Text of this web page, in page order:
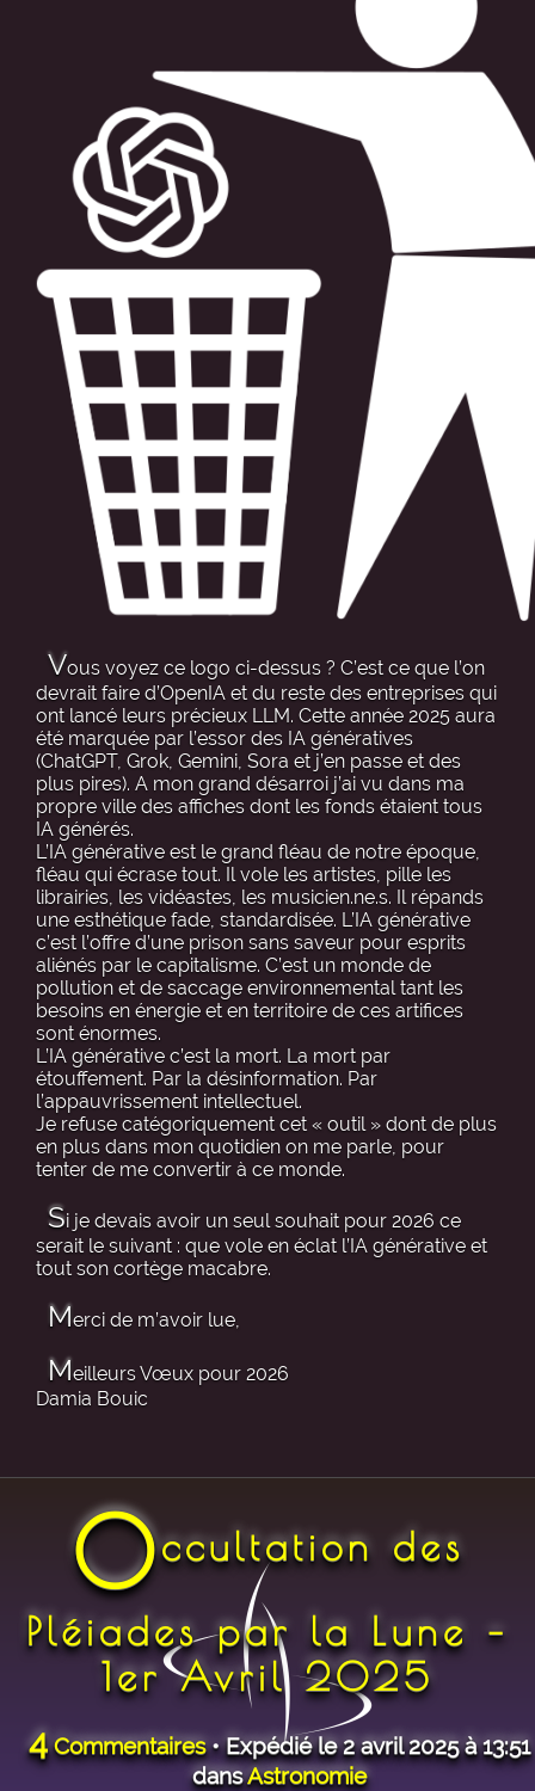
Vous voyez ce logo ci-dessus ? C’est ce que l’on
devrait faire d’OpenIA et du reste des entreprises qui
ont lancé leurs précieux LLM. Cette année 2025 aura
été marquée par l’essor des IA génératives
(ChatGPT, Grok, Gemini, Sora et j’en passe et des
plus pires). A mon grand désarroi j’ai vu dans ma
propre ville des affiches dont les fonds étaient tous
IA générés.
L’IA générative est le grand fléau de notre époque,
fléau qui écrase tout. Il vole les artistes, pille les
librairies, les vidéastes, les musicien.ne.s. Il répands
une esthétique fade, standardisée. L’IA générative
c’est l’offre d’une prison sans saveur pour esprits
aliénés par le capitalisme. C’est un monde de
pollution et de saccage environnemental tant les
besoins en énergie et en territoire de ces artifices
sont énormes.
L’IA générative c’est la mort. La mort par
étouffement. Par la désinformation. Par
l’appauvrissement intellectuel.
Je refuse catégoriquement cet « outil » dont de plus
en plus dans mon quotidien on me parle, pour
tenter de me convertir à ce monde.
Si je devais avoir un seul souhait pour 2026 ce
serait le suivant : que vole en éclat l’IA générative et
tout son cortège macabre.
Merci de m’avoir lue,
Meilleurs Vœux pour 2026
Damia Bouic
Occultation des
Pléiades par la Lune –
1er Avril 2025
4Commentaires• Expédié le 2 avril 2025 à 13:51
dansAstronomie